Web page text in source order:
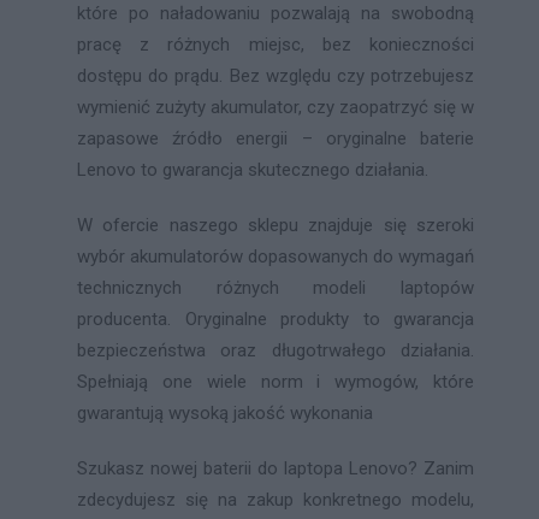
które po naładowaniu pozwalają na swobodną
pracę z różnych miejsc, bez konieczności
dostępu do prądu. Bez względu czy potrzebujesz
wymienić zużyty akumulator, czy zaopatrzyć się w
zapasowe źródło energii – oryginalne baterie
Lenovo to gwarancja skutecznego działania.
W ofercie naszego sklepu znajduje się szeroki
wybór akumulatorów dopasowanych do wymagań
technicznych różnych modeli laptopów
producenta. Oryginalne produkty to gwarancja
bezpieczeństwa oraz długotrwałego działania.
Spełniają one wiele norm i wymogów, które
gwarantują wysoką jakość wykonania
Szukasz nowej baterii do laptopa Lenovo? Zanim
zdecydujesz się na zakup konkretnego modelu,